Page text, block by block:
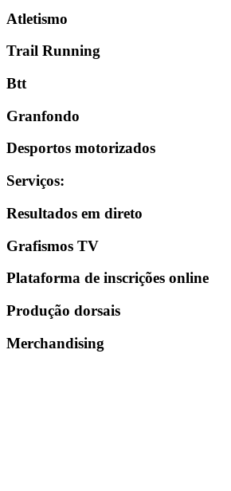
Atletismo
Trail Running
Btt
Granfondo
Desportos motorizados
Serviços:
Resultados em direto
Grafismos TV
Plataforma de inscrições online
Produção dorsais
Merchandising